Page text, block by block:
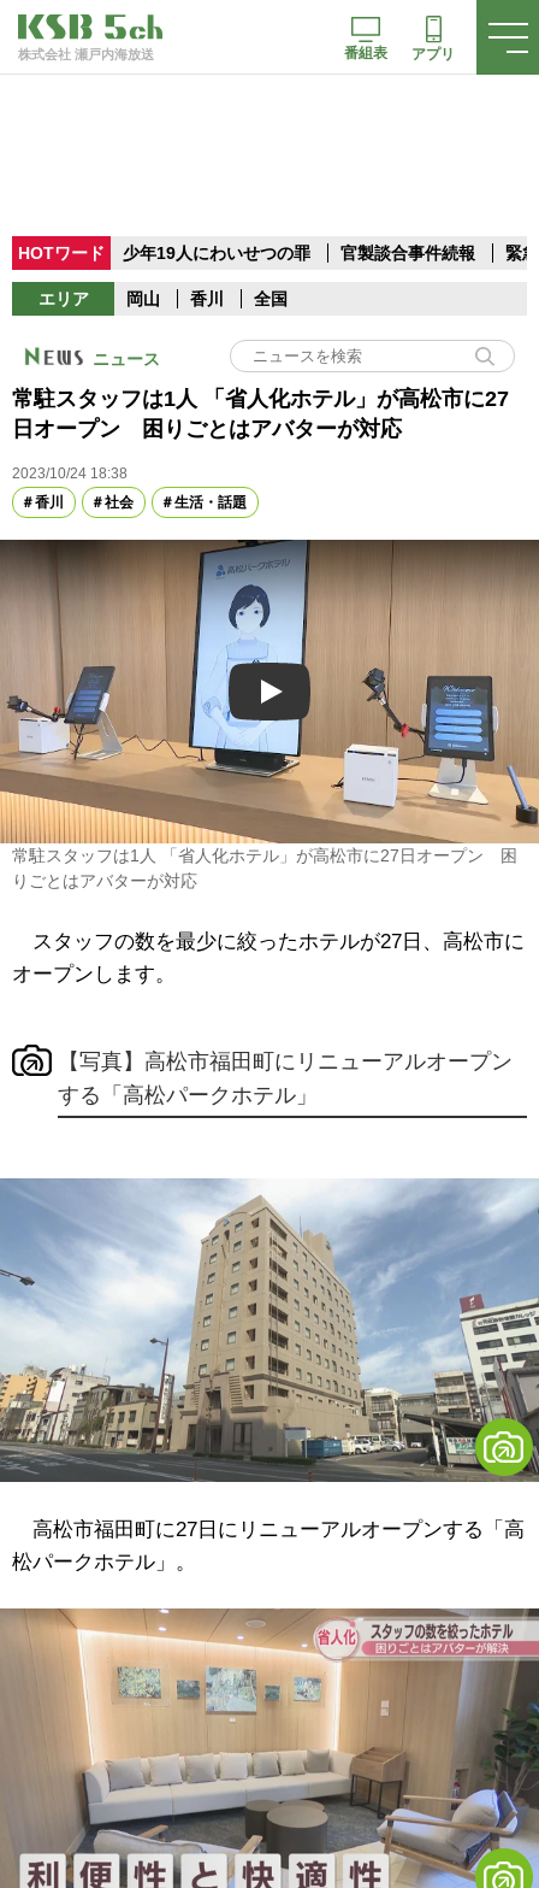
株式会社 瀬戸内海放送 番組表 アプリ
HOTワード 少年19人にわいせつの罪 官製談合事件続報 緊
エリア 岡山 香川 全国
ニュース
常駐スタッフは1人 「省人化ホテル」が高松市に27
日オープン 困りごとはアバターが対応
2023/10/24 18:38
香川
社会 生活・話題
Play
常駐スタッフは1人 「省人化ホテル」が高松市に27日オープン 困
りごとはアバターが対応
スタッフの数を最少に絞ったホテルが27日、高松市に
オープンします。
【写真】高松市福田町にリニューアルオープン
する「高松パークホテル」
高松市福田町に27日にリニューアルオープンする「高
松パークホテル」。